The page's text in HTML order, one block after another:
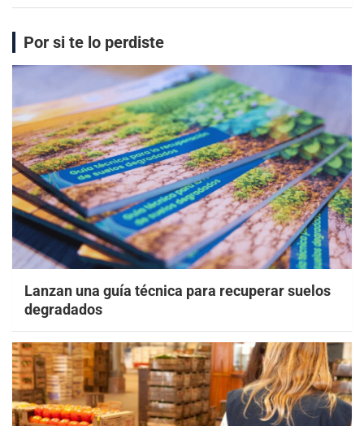
Por si te lo perdiste
Lanzan una guía técnica para recuperar suelos
degradados